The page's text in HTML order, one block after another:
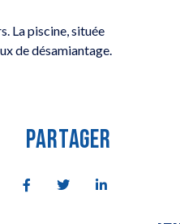
La piscine, située
de désamiantage.
PARTAGER